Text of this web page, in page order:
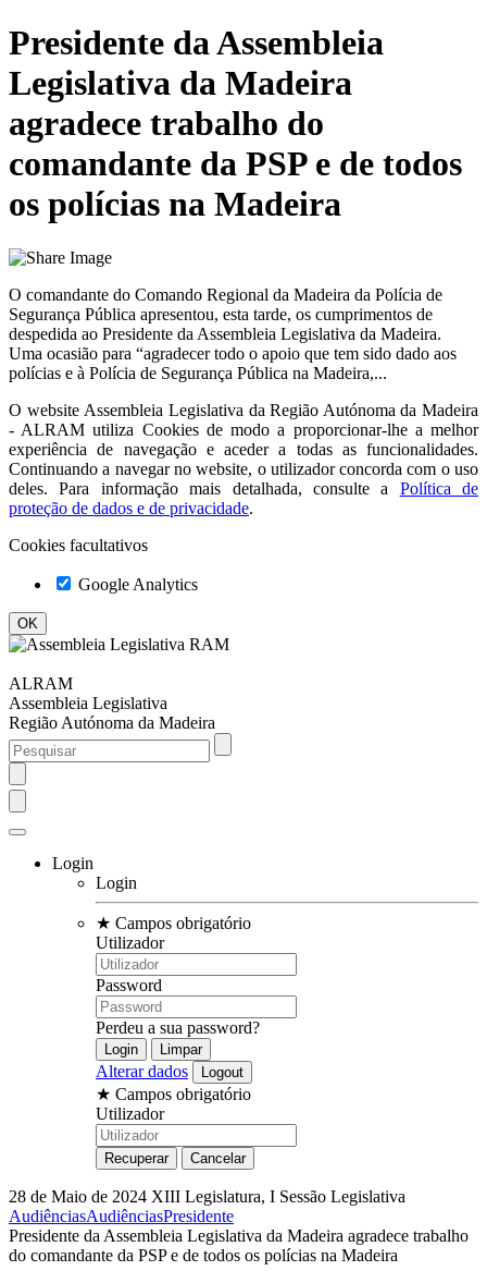
Presidente da Assembleia
Legislativa da Madeira
agradece trabalho do
comandante da PSP e de todos
os polícias na Madeira
O comandante do Comando Regional da Madeira da Polícia de
Segurança Pública apresentou, esta tarde, os cumprimentos de
despedida ao Presidente da Assembleia Legislativa da Madeira.
Uma ocasião para “agradecer todo o apoio que tem sido dado aos
polícias e à Polícia de Segurança Pública na Madeira,...
O website Assembleia Legislativa da Região Autónoma da Madeira
- ALRAM utiliza Cookies de modo a proporcionar-lhe a melhor
experiência de navegação e aceder a todas as funcionalidades.
Continuando a navegar no website, o utilizador concorda com o uso
deles. Para informação mais detalhada, consulte a
Política de
proteção de dados e de privacidade.
Cookies facultativos
Google Analytics
ALRAM
Assembleia Legislativa
Região Autónoma da Madeira
Login
Login
★ Campos obrigatório
Utilizador
Password
Perdeu a sua password?
Alterar dados
★ Campos obrigatório
Utilizador
28 de Maio de 2024 XIII Legislatura, I Sessão Legislativa
AudiênciasAudiênciasPresidente
Presidente da Assembleia Legislativa da Madeira agradece trabalho
do comandante da PSP e de todos os polícias na Madeira